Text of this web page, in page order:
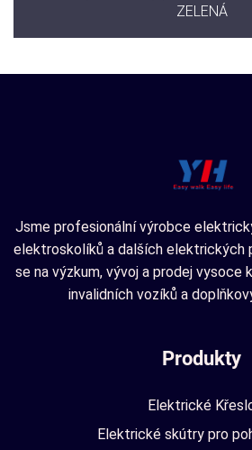
ZELENÁ
Jsme profesionální výrobce
elektroskolíků a dalších elektrických
se na výzkum, vývoj a prodej
invalidních vozíků a
Produkty
Elektrické
Elektrické skútry pro